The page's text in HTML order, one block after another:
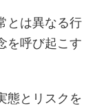
とは異なる行
を呼び起こす
態とリスクを